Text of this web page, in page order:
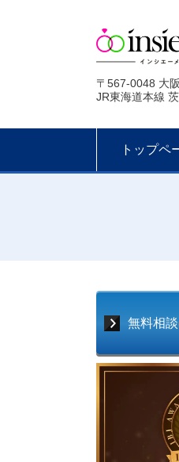
〒567-0048 大
JR東海道本線
トップペ
無料相